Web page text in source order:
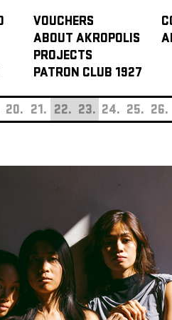
VOUCHERS
ABOUT AKROPOLIS
PROJECTS
PATRON CLUB 1927
20. 21. 22. 23. 24. 25. 26.